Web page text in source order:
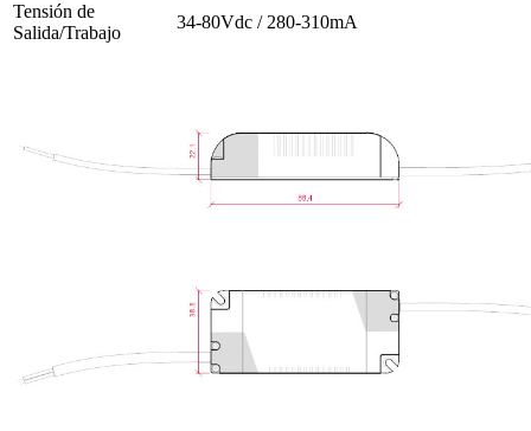
Tensión de
Salida/Trabajo
34-80Vdc / 280-310mA